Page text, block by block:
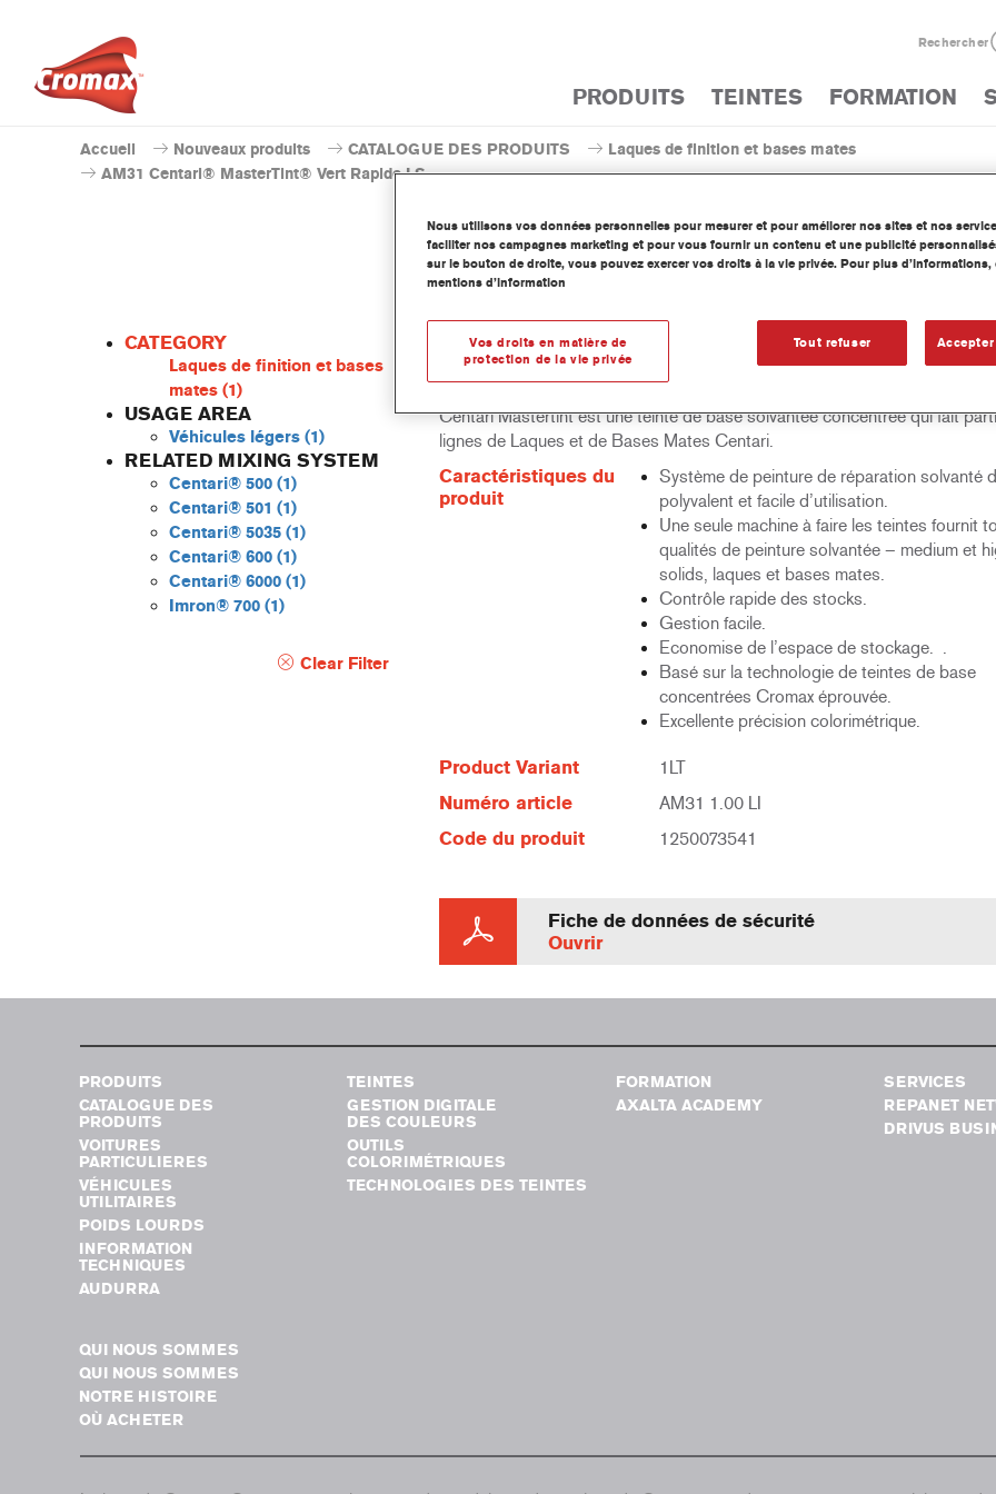
Rechercher
PRODUITS TEINTES FORMATION
Accueil Nouveaux produits CATALOGUE DES PRODUITS
Laques de finition et bases mates
AM31 Centari® MasterTint® Vert Rapide LS
CATEGORY
Laques de finition et bases
mates (1)
USAGE AREA
Véhicules légers (1)
RELATED MIXING SYSTEM
Centari® 500 (1)
Centari® 501 (1)
Centari® 5035 (1)
Centari® 600 (1)
Centari® 6000 (1)
Imron® 700 (1)
Clear Filter
AM31 Centari®
Centari Mastertint est une teinte de base solvantée concentrée qui fait
lignes de Laques et de Bases Mates Centari.
Caractéristiques du
produit
Système de peinture de réparation solvanté
polyvalent et facile d’utilisation.
Une seule machine à faire les teintes fournit
qualités de peinture solvantée – medium et
solids, laques et bases mates.
Contrôle rapide des stocks.
Gestion facile.
Economise de l’espace de stockage. .
Basé sur la technologie de teintes de base
concentrées Cromax éprouvée.
Excellente précision colorimétrique.
Product Variant 1LT
Numéro article AM31 1.00 LI
Code du produit 1250073541
Fiche de données de sécurité
Ouvrir
PRODUITS
CATALOGUE DES
PRODUITS
VOITURES
PARTICULIERES
VÉHICULES
UTILITAIRES
POIDS LOURDS
INFORMATION
TECHNIQUES
AUDURRA
TEINTES
GESTION DIGITALE
DES COULEURS
OUTILS
COLORIMÉTRIQUES
TECHNOLOGIES DES TEINTES
FORMATION
AXALTA ACADEMY
SERVICES
REPANET
DRIVUS
QUI NOUS SOMMES
QUI NOUS SOMMES
NOTRE HISTOIRE
OÙ ACHETER
Nous utilisons vos données personnelles pour mesurer et pour améliorer nos sites et nos
faciliter nos campagnes marketing et pour vous fournir un contenu et une publicité
sur le bouton de droite, vous pouvez exercer vos droits à la vie privée. Pour plus
mentions d’information
Tout refuser
Vos droits en matière de
protection de la vie privée